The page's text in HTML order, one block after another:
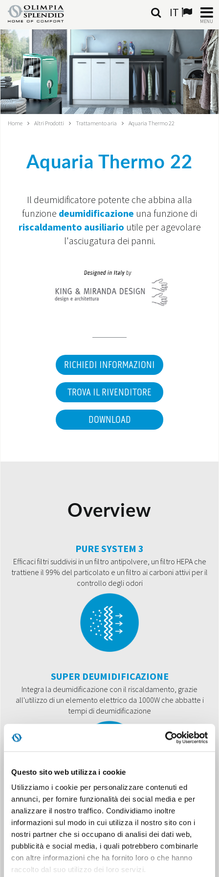
Questo sito web utilizza i cookie
Utilizziamo i cookie per personalizzare contenuti ed
annunci, per fornire funzionalità dei social media e per
analizzare il nostro traffico. Condividiamo inoltre
informazioni sul modo in cui utilizza il nostro sito con i
nostri partner che si occupano di analisi dei dati web,
pubblicità e social media, i quali potrebbero combinarle
con altre informazioni che ha fornito loro o che hanno
raccolto dal suo utilizzo dei loro servizi.
IT
MENU
ITALIANO
HOME
CLIMATIZZAZIONE
RISCALDAMENTO
SISTEMI INTEGRATI
CONTATTI
Home Altri Prodotti Trattamento aria Aquaria Thermo 22
Aquaria Thermo 22
Il deumidificatore potente che abbina alla
funzione deumidificazione una funzione di
riscaldamento ausiliario utile per agevolare
l'asciugatura dei panni.
RICHIEDI INFORMAZIONI
TROVA IL RIVENDITORE
DOWNLOAD
Overview
PURE SYSTEM 3
Efficaci filtri suddivisi in un filtro antipolvere, un filtro HEPA che
trattiene il 99% del particolato e un filtro ai carboni attivi per il
controllo degli odori
SUPER DEUMIDIFICAZIONE
Integra la deumidificazione con il riscaldamento, grazie
all'utilizzo di un elemento elettrico da 1000W che abbatte i
tempi di deumidificazione
NON-STOP OPERATING
funzionare il deumidificatore in continuo alla massima potenza